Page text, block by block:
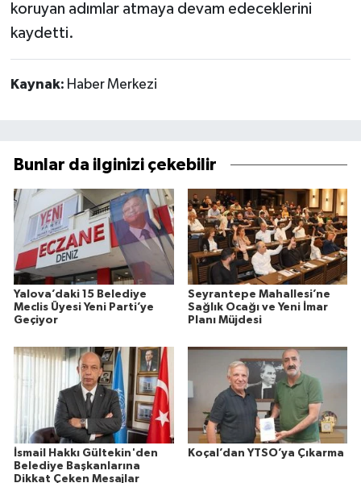
koruyan adımlar atmaya devam edeceklerini
kaydetti.
Kaynak: Haber Merkezi
Bunlar da ilginizi çekebilir
Yalova’daki 15 Belediye
Meclis Üyesi Yeni Parti’ye
Geçiyor
Seyrantepe Mahallesi’ne
Sağlık Ocağı ve Yeni İmar
Planı Müjdesi
İsmail Hakkı Gültekin'den
Belediye Başkanlarına
Dikkat Çeken Mesajlar
Koçal’dan YTSO’ya Çıkarma